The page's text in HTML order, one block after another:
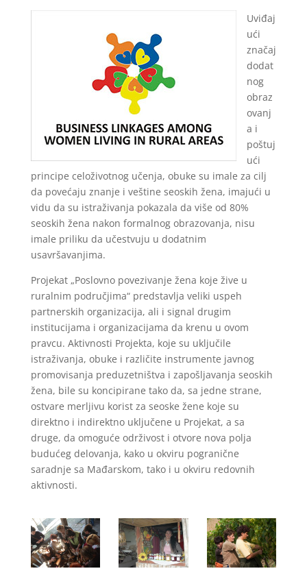
Uviđaj
ući
značaj
dodat
nog
obraz
ovanj
a i
poštuj
ući
principe celoživotnog učenja, obuke su imale za cilj
da povećaju znanje i veštine seoskih žena, imajući u
vidu da su istraživanja pokazala da više od 80%
seoskih žena nakon formalnog obrazovanja, nisu
imale priliku da učestvuju u dodatnim
usavršavanjima.
Projekat „Poslovno povezivanje žena koje žive u
ruralnim područjima“ predstavlja veliki uspeh
partnerskih organizacija, ali i signal drugim
institucijama i organizacijama da krenu u ovom
pravcu. Aktivnosti Projekta, koje su uključile
istraživanja, obuke i različite instrumente javnog
promovisanja preduzetništva i zapošljavanja seoskih
žena, bile su koncipirane tako da, sa jedne strane,
ostvare merljivu korist za seoske žene koje su
direktno i indirektno uključene u Projekat, a sa
druge, da omoguće održivost i otvore nova polja
budućeg delovanja, kako u okviru pogranične
saradnje sa Mađarskom, tako i u okviru redovnih
aktivnosti.